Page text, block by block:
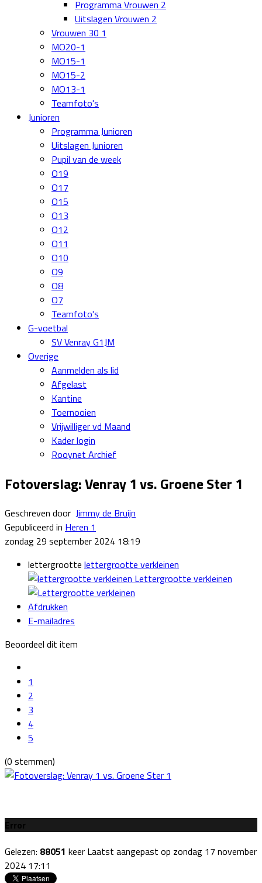
Programma Vrouwen 2
Uitslagen Vrouwen 2
Vrouwen 30 1
MO20-1
MO15-1
MO15-2
MO13-1
Teamfoto's
Junioren
Programma Junioren
Uitslagen Junioren
Pupil van de week
O19
O17
O15
O13
O12
O11
O10
O9
O8
O7
Teamfoto's
G-voetbal
SV Venray G1JM
Overige
Aanmelden als lid
Afgelast
Kantine
Toernooien
Vrijwilliger vd Maand
Kader login
Rooynet Archief
Fotoverslag: Venray 1 vs. Groene Ster 1
Geschreven door Jimmy de Bruijn
Gepubliceerd in Heren 1
zondag 29 september 2024 18:19
lettergrootte lettergrootte verkleinen
Lettergrootte verkleinen
Afdrukken
E-mailadres
Beoordeel dit item
1
2
3
4
5
(0 stemmen)
Error
Gelezen: 88051 keer Laatst aangepast op zondag 17 november
2024 17:11